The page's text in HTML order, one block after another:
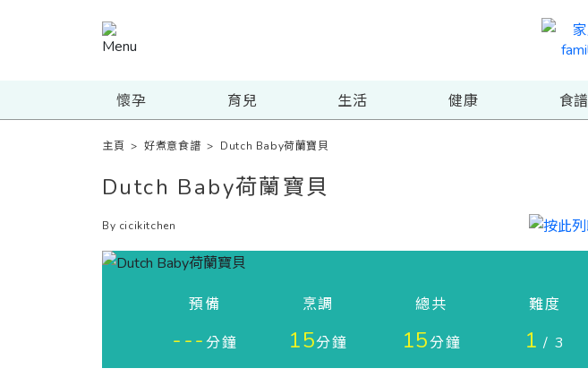
懷孕 育兒 生活 健康 食譜
主頁 >好煮意食譜 > Dutch Baby荷蘭寶貝
Dutch Baby荷蘭寶貝
By cicikitchen
預備
---分鐘
烹調
15分鐘
總共
15分鐘
難度
1 / 3